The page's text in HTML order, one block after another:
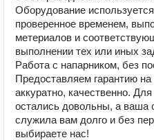
Оборудование
проверенное временем,
метериалов и
выполнении тех или иных
Работа с напарником, без
Предоставляем гарантию
аккуратно, качественно.
остались довольны, а ваша
служила вам долго и без
выбираете нас!